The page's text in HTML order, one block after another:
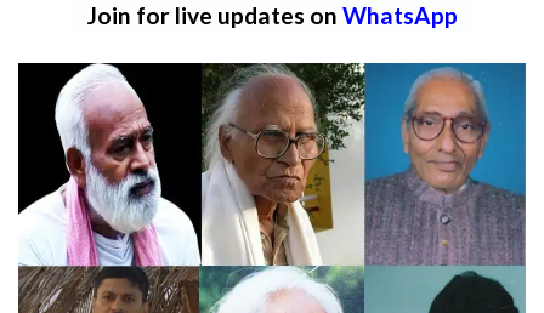
Join for live updates on WhatsApp